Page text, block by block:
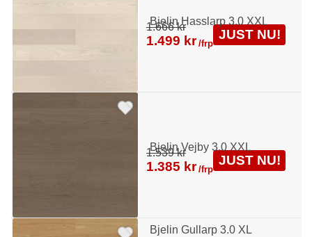
Bjelin Hasslarp 3.0 XXL
Bjelin Vejby 3.0 XXL
Bjelin Gullarp 3.0 XL
1.666 kr
1.499 kr /frp
JUST NU!
1.539 kr
1.385 kr /frp
JUST NU!